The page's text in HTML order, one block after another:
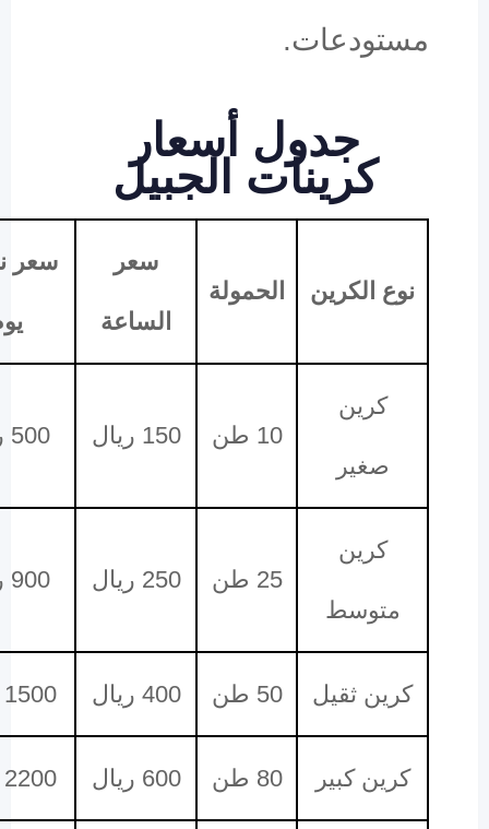
مستودعات.
جدول أسعار
كرينات الجبيل
نوع الكرين الحمولة
سعر
الساعة
سعر
كرين
صغير
10 طن 150 ريال 500 ريال
كرين
متوسط
25 طن 250 ريال 900 ريال
كرين ثقيل 50 طن 400 ريال 1500 ريال
كرين كبير 80 طن 600 ريال 2200 ريال